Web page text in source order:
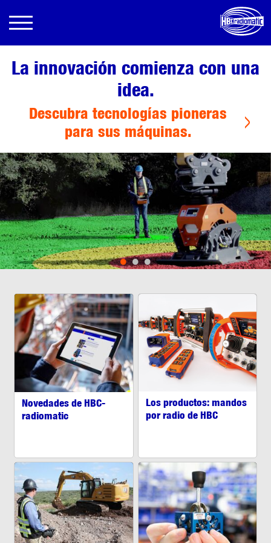
La innovación comienza con una
idea.
Descubra tecnologías pioneras
para sus máquinas.
•••
Novedades de HBC-
radiomatic
Los productos: mandos
por radio de HBC